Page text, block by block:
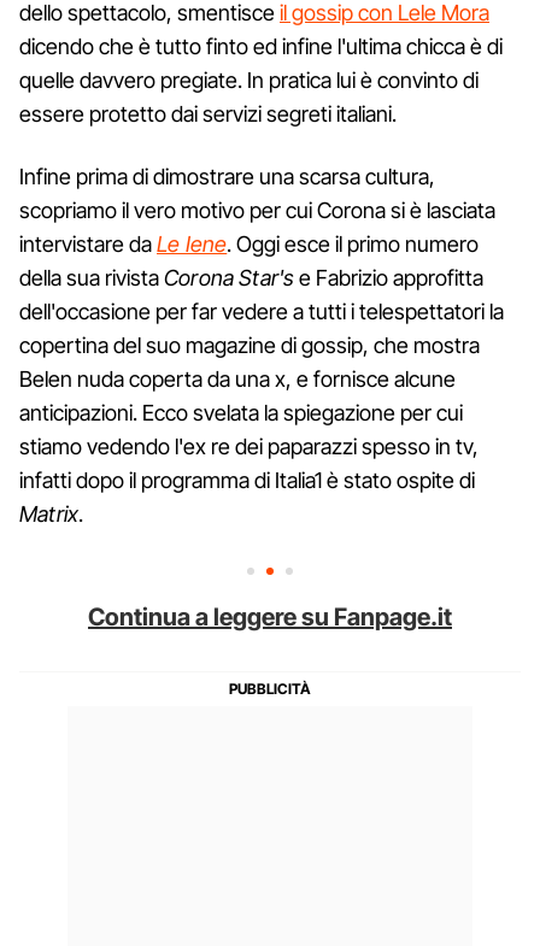
dello spettacolo, smentisceil gossip con Lele Mora
dicendo che è tutto finto ed infine l'ultima chicca è di
quelle davvero pregiate. In pratica lui è convinto di
essere protetto dai servizi segreti italiani.
Infine prima di dimostrare una scarsa cultura,
scopriamo il vero motivo per cui Corona si è lasciata
intervistare daLe Iene. Oggi esce il primo numero
della sua rivistaCorona Star'se Fabrizio approfitta
dell'occasione per far vedere a tutti i telespettatori la
copertina del suo magazine di gossip, che mostra
Belen nuda coperta da una x, e fornisce alcune
anticipazioni. Ecco svelata la spiegazione per cui
stiamo vedendo l'ex re dei paparazzi spesso in tv,
infatti dopo il programma di Italia1 è stato ospite di
Matrix.
Continua a leggere su Fanpage.it